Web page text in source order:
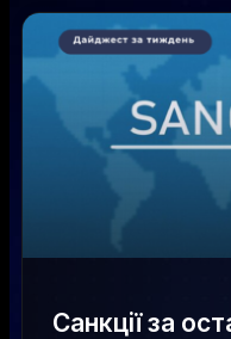
Санкції за